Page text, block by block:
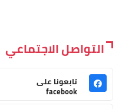
التواصل الاجتماعي
تابعونا على
facebook